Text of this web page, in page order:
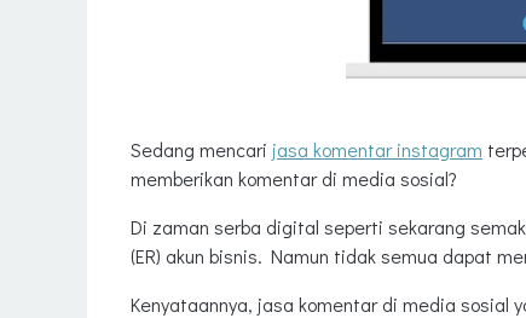
Sedang mencari jasa komentar instagram
memberikan komentar di media sosial?
Di zaman serba digital seperti sekarang
(ER) akun bisnis. Namun tidak semua dapat
Kenyataannya, jasa komentar di media sosial